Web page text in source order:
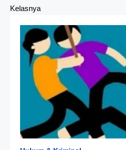
Kelasnya